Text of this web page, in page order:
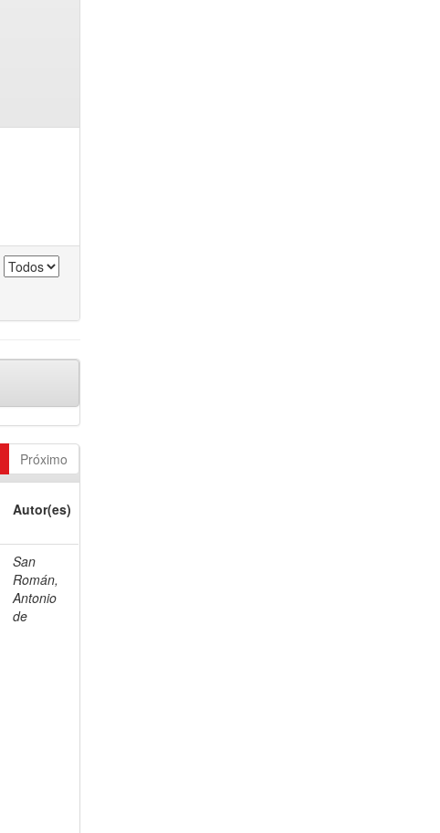
Próximo
Autor(es)
San
Román,
Antonio
de